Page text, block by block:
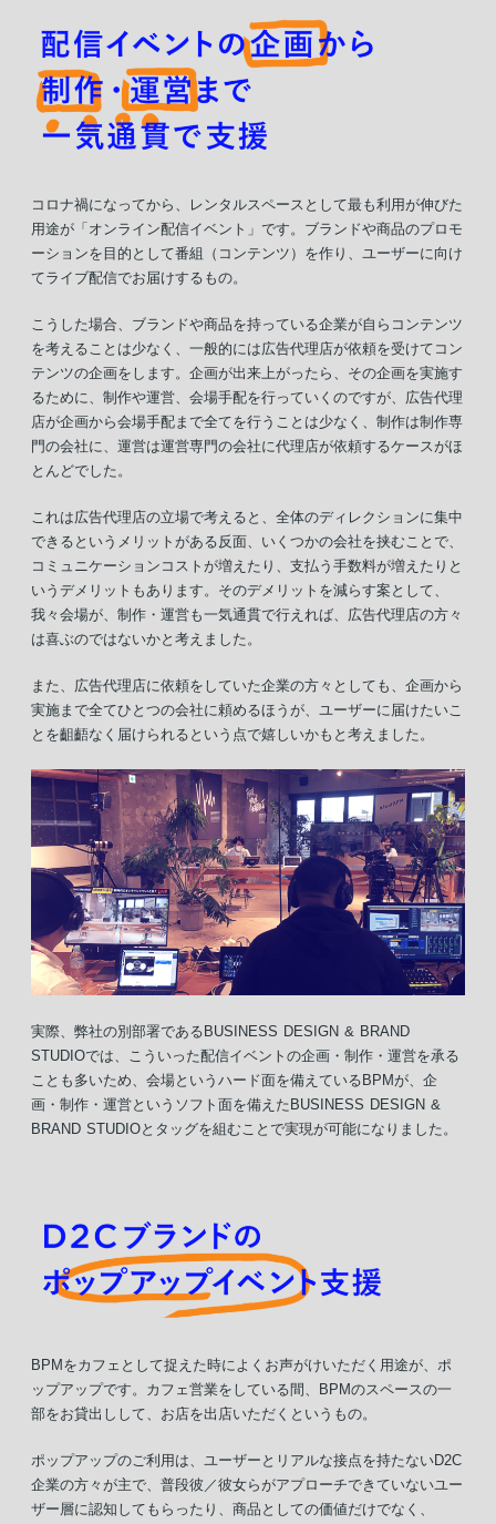
コロナ禍になってから、レンタルスペースとして最も利用が伸びた
用途が「オンライン配信イベント」です。ブランドや商品のプロモ
ーションを目的として番組（コンテンツ）を作り、ユーザーに向け
てライブ配信でお届けするもの。
こうした場合、ブランドや商品を持っている企業が自らコンテンツ
を考えることは少なく、一般的には広告代理店が依頼を受けてコン
テンツの企画をします。企画が出来上がったら、その企画を実施す
るために、制作や運営、会場手配を行っていくのですが、広告代理
店が企画から会場手配まで全てを行うことは少なく、制作は制作専
門の会社に、運営は運営専門の会社に代理店が依頼するケースがほ
とんどでした。
これは広告代理店の立場で考えると、全体のディレクションに集中
できるというメリットがある反面、いくつかの会社を挟むことで、
コミュニケーションコストが増えたり、支払う手数料が増えたりと
いうデメリットもあります。そのデメリットを減らす案として、
我々会場が、制作・運営も一気通貫で行えれば、広告代理店の方々
は喜ぶのではないかと考えました。
また、広告代理店に依頼をしていた企業の方々としても、企画から
実施まで全てひとつの会社に頼めるほうが、ユーザーに届けたいこ
とを齟齬なく届けられるという点で嬉しいかもと考えました。
実際、弊社の別部署であるBUSINESS DESIGN & BRAND
STUDIOでは、こういった配信イベントの企画・制作・運営を承る
ことも多いため、会場というハード面を備えているBPMが、企
画・制作・運営というソフト面を備えたBUSINESS DESIGN &
BRAND STUDIOとタッグを組むことで実現が可能になりました。
BPMをカフェとして捉えた時によくお声がけいただく用途が、ポ
ップアップです。カフェ営業をしている間、BPMのスペースの一
部をお貸出しして、お店を出店いただくというもの。
ポップアップのご利用は、ユーザーとリアルな接点を持たないD2C
企業の方々が主で、普段彼／彼女らがアプローチできていないユー
ザー層に認知してもらったり、商品としての価値だけでなく、